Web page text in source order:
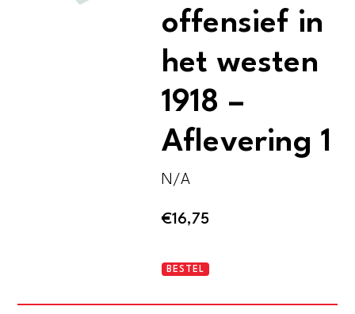
offensief in
het westen
1918 –
Aflevering 1
N/A
€16,75
Het
BESTEL